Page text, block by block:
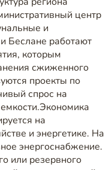
центр
и
Беслане работают
которым
сжиженного
проекты по
спрос на
на
и энергетике. На
энергоснабжение.
или резервного